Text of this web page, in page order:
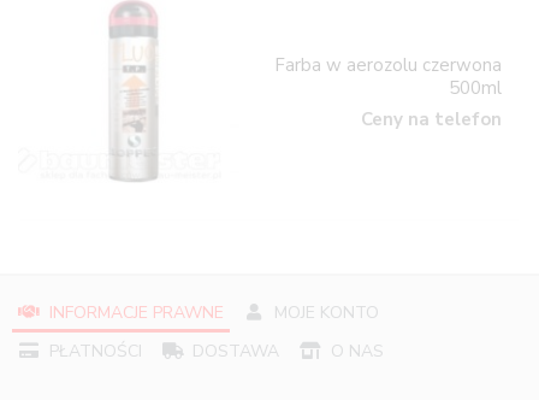
Farba w aerozolu czerwona
500ml
Ceny na telefon
INFORMACJE PRAWNE
MOJE KONTO
PŁATNOŚCI
DOSTAWA O NAS